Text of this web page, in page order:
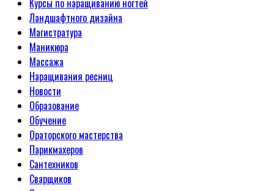
Курсы по наращиванию ногтей
Ландшафтного дизайна
Магистратура
Маникюра
Массажа
Наращивания ресниц
Новости
Образование
Обучение
Ораторского мастерства
Парикмахеров
Сантехников
Сварщиков